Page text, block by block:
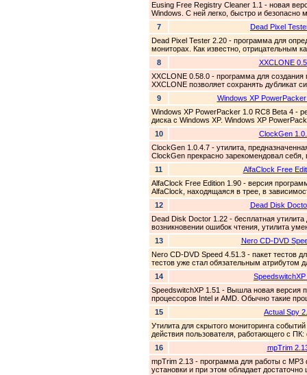
Eusing Free Registry Cleaner 1.1 - новая
Windows. С ней легко, быстро и безопасно
7
Dead Pixel
Dead Pixel Tester 2.20 - программа для
мониторах. Как известно, отрицательным
8
XXCLONE
XXCLONE 0.58.0 - программа для
XXCLONE позволяет сохранять дубликат
9
Windows XP
Windows XP PowerPacker 1.0 RC8 Beta 4 -
диска с Windows XP. Windows XP
10
ClockGen
ClockGen 1.0.4.7 - утилита,
ClockGen прекрасно зарекомендовал себя,
11
AlfaClock Free
AlfaClock Free Edition 1.90 - версия
AlfaClock, находящаяся в трее, в
12
Dead Disk
Dead Disk Doctor 1.22 - бесплатная
возникновении ошибок чтения, утилита
13
Nero CD-DVD
Nero CD-DVD Speed 4.51.3 - пакет тестов
тестов уже стал обязательным атрибутом
14
SpeedswitchXP
SpeedswitchXP 1.51 - Вышла новая версия
процессоров Intel и AMD. Обычно такие
15
Actual Spy
Утилита для скрытого мониторинга
действия пользователя, работающего с
16
mpTrim
mpTrim 2.13 - программа для работы с
установки и при этом обладает